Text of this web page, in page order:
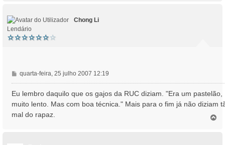
m
Chong Li
Lendário
M
e
n
a
g
quarta-feira, 25 julho 2007 12:19
Eu lembro daquilo que os gajos da RUC diziam. "Era um pastelão,
muito lento. Mas com boa técnica." Mais para o fim já não diziam
mal do rapaz.